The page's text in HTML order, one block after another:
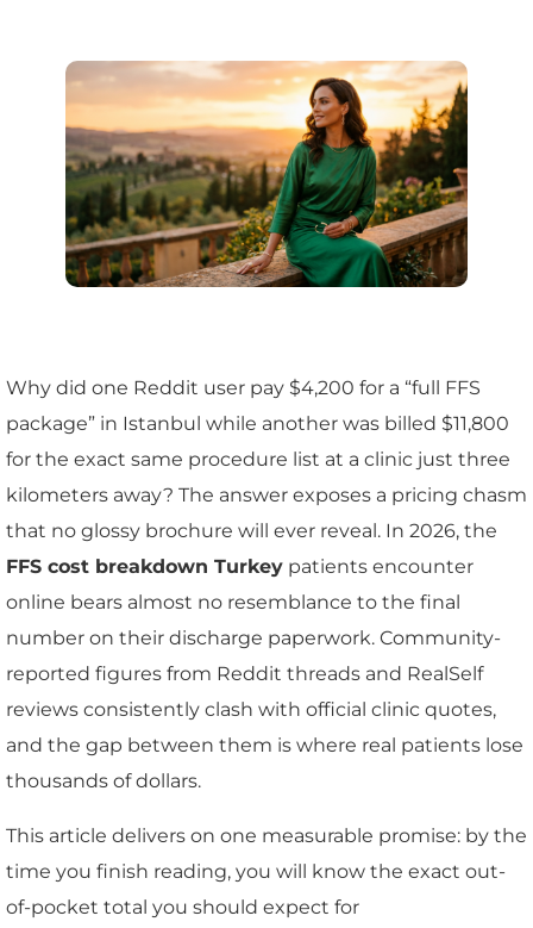
Why did one Reddit user pay $4,200 for a “full FFS
package” in Istanbul while another was billed $11,800
for the exact same procedure list at a clinic just three
kilometers away? The answer exposes a pricing chasm
that no glossy brochure will ever reveal. In 2026, the
FFS cost breakdown Turkey patients encounter
online bears almost no resemblance to the final
number on their discharge paperwork. Community-
reported figures from Reddit threads and RealSelf
reviews consistently clash with official clinic quotes,
and the gap between them is where real patients lose
thousands of dollars.
This article delivers on one measurable promise: by the
time you finish reading, you will know the exact out-
of-pocket total you should expect for